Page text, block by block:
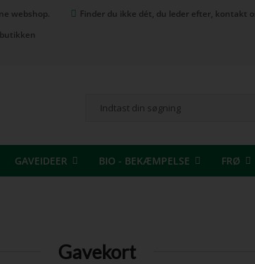
webshop.
Finder du ikke dét, du leder efter, kontakt
GAVEIDEER BIO - BEKÆMPELSE FRØ
Gavekort